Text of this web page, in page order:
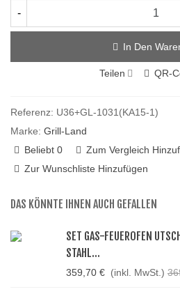
-
In Den
Teilen QR-
Referenz: U36+GL-1031(KA15-1)
Marke: Grill-Land
Beliebt 0 Zum Vergleich
Zur Wunschliste Hinzufügen
DAS KÖNNTE IHNEN AUCH GEFALLEN
SET GAS-FEUEROFEN
STAHL...
359,70 € (inkl. MwSt.)